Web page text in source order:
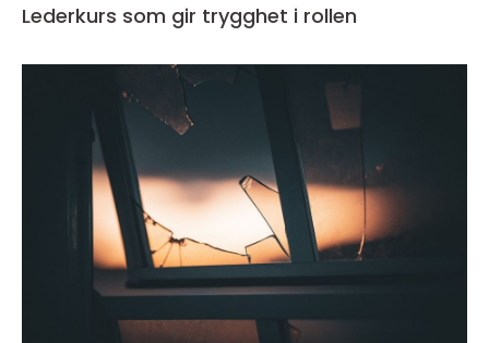
Lederkurs som gir trygghet i rollen